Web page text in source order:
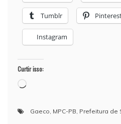
Tumblr
Instagram
Curtir isso:
Carregando...
Gaeco, MPC-PB, Prefeitura de